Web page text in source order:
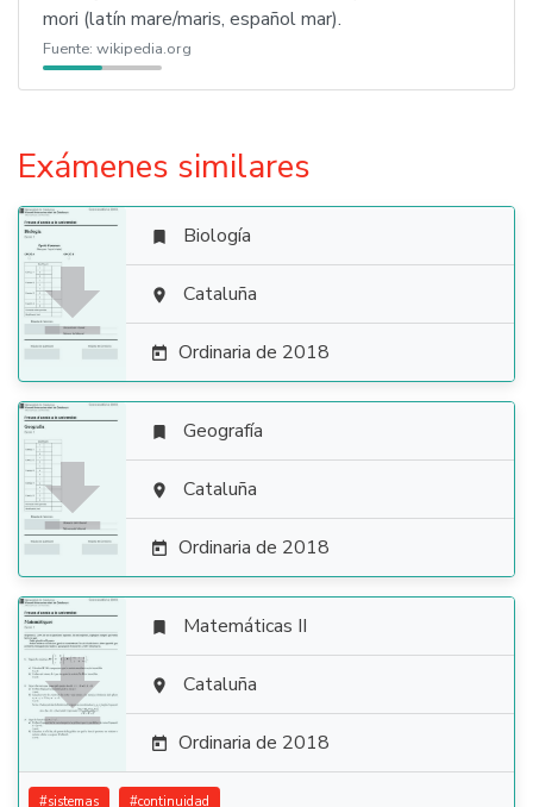
mori (latín mare/maris, español mar).
Fuente: wikipedia.org
Exámenes similares

 Biología
 Cataluña
 Ordinaria de 2018

 Geografía
 Cataluña
 Ordinaria de 2018

 Matemáticas II
 Cataluña
 Ordinaria de 2018
#sistemas #continuidad